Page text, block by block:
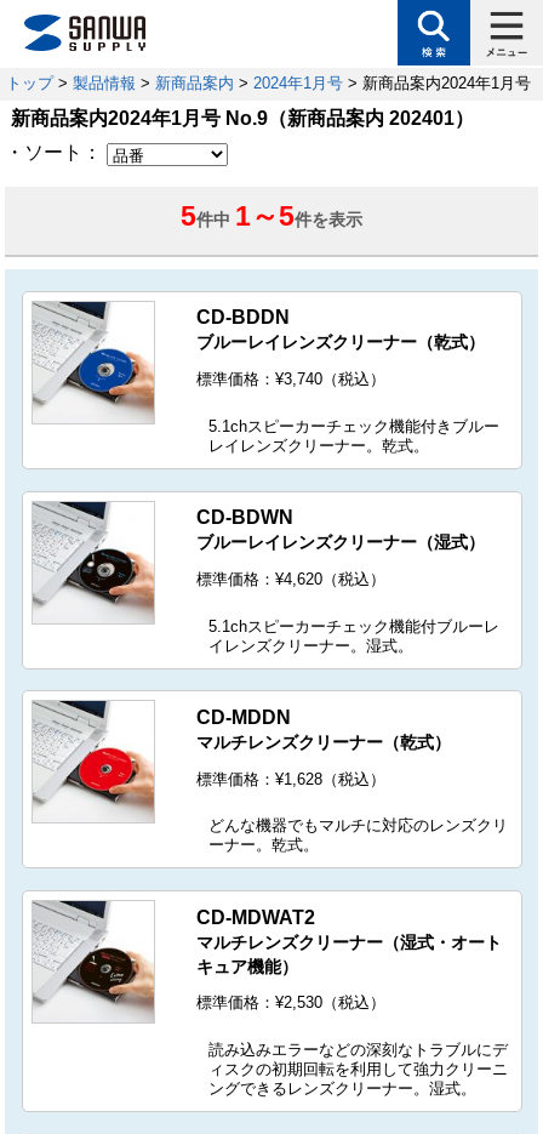
トップ> 製品情報 > 新商品案内 > 2024年1月号 > 新商品案内2024年1月号
新商品案内2024年1月号 No.9（新商品案内 202401）
・ソート：
5件中 1～5件を表示
CD-BDDN
ブルーレイレンズクリーナー（乾式）
標準価格：¥3,740（税込）
5.1chスピーカーチェック機能付きブルー
レイレンズクリーナー。乾式。
CD-BDWN
ブルーレイレンズクリーナー（湿式）
標準価格：¥4,620（税込）
5.1chスピーカーチェック機能付ブルーレ
イレンズクリーナー。湿式。
CD-MDDN
マルチレンズクリーナー（乾式）
標準価格：¥1,628（税込）
どんな機器でもマルチに対応のレンズクリ
ーナー。乾式。
CD-MDWAT2
マルチレンズクリーナー（湿式・オート
キュア機能）
標準価格：¥2,530（税込）
読み込みエラーなどの深刻なトラブルにデ
ィスクの初期回転を利用して強力クリーニ
ングできるレンズクリーナー。湿式。